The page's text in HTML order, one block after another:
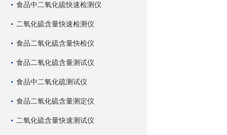
食品中二氧化硫快速检测仪
二氧化硫含量快速检测仪
食品二氧化硫含量快检仪
食品二氧化硫含量测试仪
食品中二氧化硫测试仪
食品二氧化硫含量测定仪
二氧化硫含量快速测试仪